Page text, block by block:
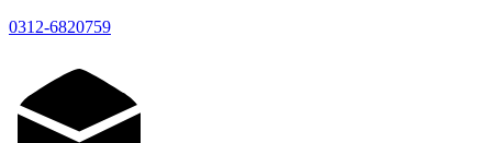
0312-6820759